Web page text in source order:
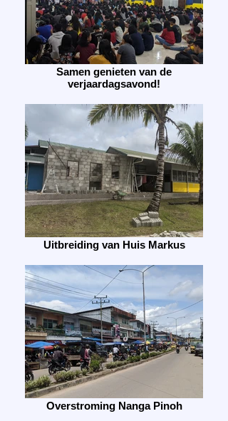
Samen genieten van de
verjaardagsavond!
Uitbreiding van Huis Markus
Overstroming Nanga Pinoh